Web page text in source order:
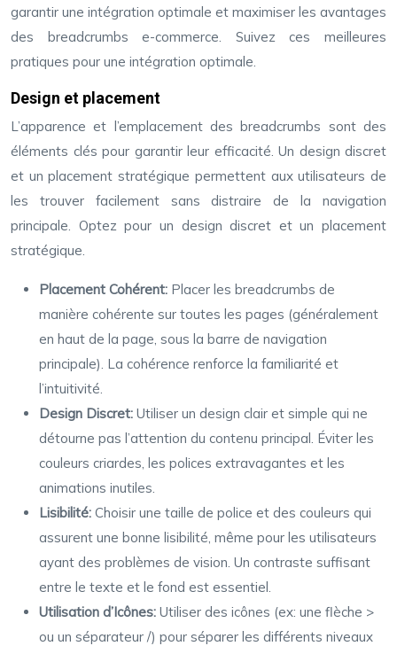
garantir une intégration optimale et maximiser les avantages
des breadcrumbs e-commerce. Suivez ces meilleures
pratiques pour une intégration optimale.
Design et placement
L’apparence et l’emplacement des breadcrumbs sont des
éléments clés pour garantir leur efficacité. Un design discret
et un placement stratégique permettent aux utilisateurs de
les trouver facilement sans distraire de la navigation
principale. Optez pour un design discret et un placement
stratégique.
Placement Cohérent: Placer les breadcrumbs de
manière cohérente sur toutes les pages (généralement
en haut de la page, sous la barre de navigation
principale). La cohérence renforce la familiarité et
l’intuitivité.
Design Discret: Utiliser un design clair et simple qui ne
détourne pas l’attention du contenu principal. Éviter les
couleurs criardes, les polices extravagantes et les
animations inutiles.
Lisibilité: Choisir une taille de police et des couleurs qui
assurent une bonne lisibilité, même pour les utilisateurs
ayant des problèmes de vision. Un contraste suffisant
entre le texte et le fond est essentiel.
Utilisation d’Icônes: Utiliser des icônes (ex: une flèche >
ou un séparateur /) pour séparer les différents niveaux